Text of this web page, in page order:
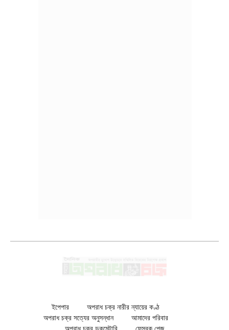
ইপেপার
অপরাধ চক্র নারীর ন্যায়ের কণ্ঠ
অপরাধ চক্র সত্যের অনুসন্ধান
আমাদের পরিবার